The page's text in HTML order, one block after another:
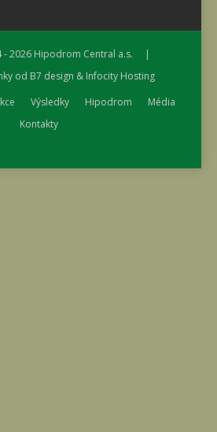
- 2026 Hipodrom Central a.s. |
od B7 design & Infocity Hosting
Výsledky Hipodrom
Média
Kontakty